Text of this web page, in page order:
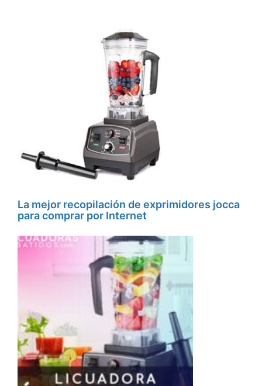
La mejor recopilación de exprimidores jocca
para comprar por Internet